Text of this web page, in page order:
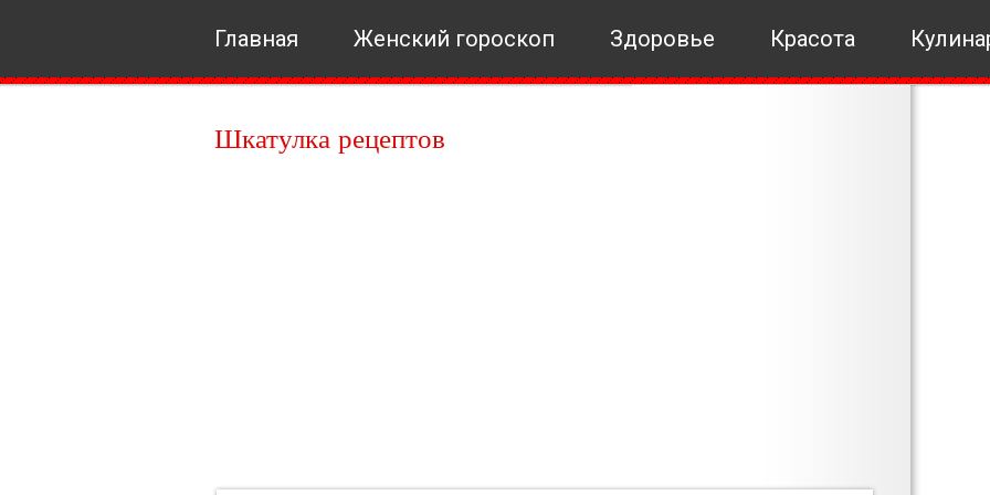
Главная Женский гороскоп Здоровье Красота
Шкатулка рецептов